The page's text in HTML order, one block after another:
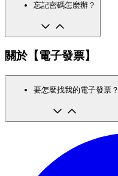
忘記密碼怎麼辦？
關於【電子發票】
要怎麼找我的電子發票？